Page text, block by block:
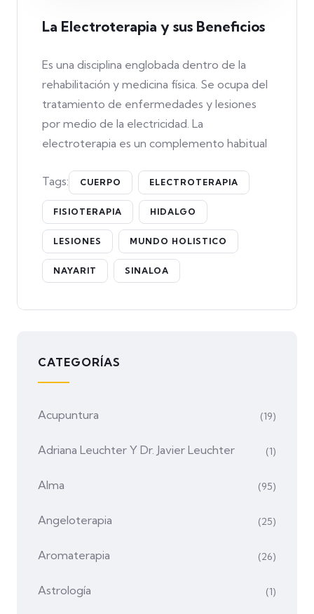
La Electroterapia y sus Beneficios
Es una disciplina englobada dentro de la
rehabilitación y medicina física. Se ocupa del
tratamiento de enfermedades y lesiones
por medio de la electricidad. La
electroterapia es un complemento habitual
Tags: CUERPO ELECTROTERAPIA
FISIOTERAPIA HIDALGO
LESIONES MUNDO HOLISTICO
NAYARIT SINALOA
CATEGORÍAS
Acupuntura (19)
Adriana Leuchter Y Dr. Javier Leuchter (1)
Alma (95)
Angeloterapia (25)
Aromaterapia (26)
Astrología (1)